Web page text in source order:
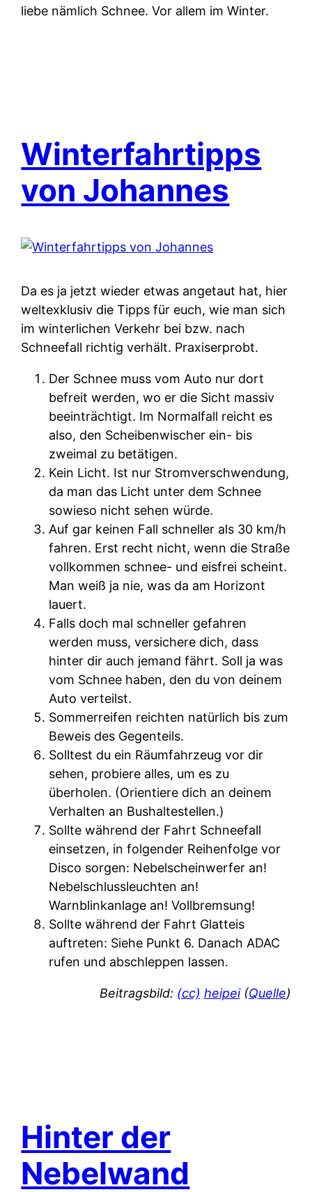
liebe nämlich Schnee. Vor allem im Winter.
Winterfahrtipps
von Johannes
Da es ja jetzt wieder etwas angetaut hat, hier
weltexklusiv die Tipps für euch, wie man sich
im winterlichen Verkehr bei bzw. nach
Schneefall richtig verhält. Praxiserprobt.
Der Schnee muss vom Auto nur dort
befreit werden, wo er die Sicht massiv
beeinträchtigt. Im Normalfall reicht es
also, den Scheibenwischer ein- bis
zweimal zu betätigen.
Kein Licht. Ist nur Stromverschwendung,
da man das Licht unter dem Schnee
sowieso nicht sehen würde.
Auf gar keinen Fall schneller als 30 km/h
fahren. Erst recht nicht, wenn die Straße
vollkommen schnee- und eisfrei scheint.
Man weiß ja nie, was da am Horizont
lauert.
Falls doch mal schneller gefahren
werden muss, versichere dich, dass
hinter dir auch jemand fährt. Soll ja was
vom Schnee haben, den du von deinem
Auto verteilst.
Sommerreifen reichten natürlich bis zum
Beweis des Gegenteils.
Solltest du ein Räumfahrzeug vor dir
sehen, probiere alles, um es zu
überholen. (Orientiere dich an deinem
Verhalten an Bushaltestellen.)
Sollte während der Fahrt Schneefall
einsetzen, in folgender Reihenfolge vor
Disco sorgen: Nebelscheinwerfer an!
Nebelschlussleuchten an!
Warnblinkanlage an! Vollbremsung!
Sollte während der Fahrt Glatteis
auftreten: Siehe Punkt 6. Danach ADAC
rufen und abschleppen lassen.
Beitragsbild: (cc) heipei(Quelle)
Hinter der
Nebelwand